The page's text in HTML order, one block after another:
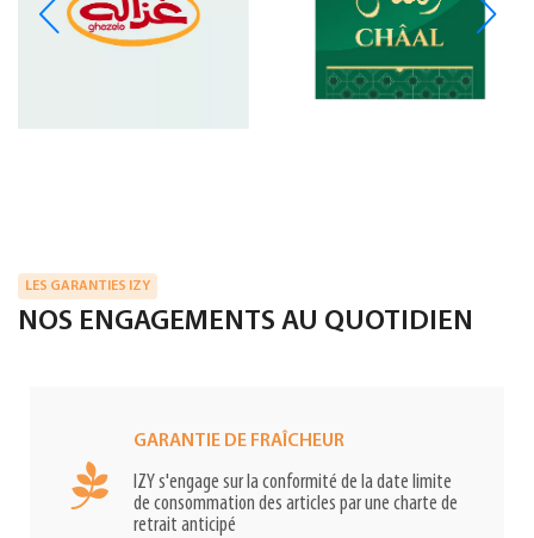
LES GARANTIES IZY
NOS ENGAGEMENTS AU QUOTIDIEN
GARANTIE DE FRAÎCHEUR
IZY s'engage sur la conformité de la date limite
de consommation des articles par une charte de
retrait anticipé